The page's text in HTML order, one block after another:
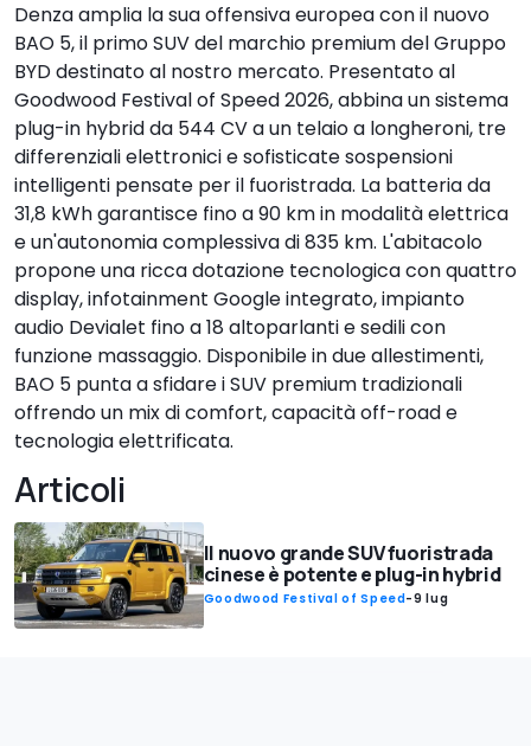
Denza amplia la sua offensiva europea con il nuovo
BAO 5, il primo SUV del marchio premium del Gruppo
BYD destinato al nostro mercato. Presentato al
Goodwood Festival of Speed 2026, abbina un sistema
plug-in hybrid da 544 CV a un telaio a longheroni, tre
differenziali elettronici e sofisticate sospensioni
intelligenti pensate per il fuoristrada. La batteria da
31,8 kWh garantisce fino a 90 km in modalità elettrica
e un'autonomia complessiva di 835 km. L'abitacolo
propone una ricca dotazione tecnologica con quattro
display, infotainment Google integrato, impianto
audio Devialet fino a 18 altoparlanti e sedili con
funzione massaggio. Disponibile in due allestimenti,
BAO 5 punta a sfidare i SUV premium tradizionali
offrendo un mix di comfort, capacità off-road e
tecnologia elettrificata.
Articoli
Il nuovo grande SUV fuoristrada
cinese è potente e plug-in hybrid
Goodwood Festival of Speed-9 lug